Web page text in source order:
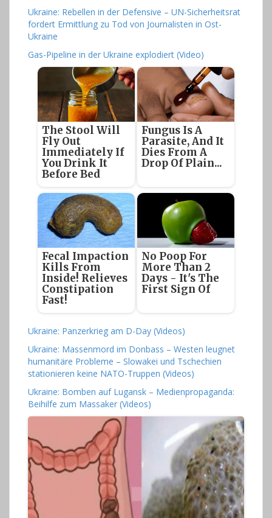
Ukraine: Rebellen in der Defensive – UN-Sicherheitsrat
fordert Ermittlung zu Tod von Journalisten in Ost-
Ukraine
Gas-Pipeline in der Ukraine explodiert (Video)
The Stool Will
Fly Out
Immediately If
You Drink It
Before Bed
Fungus Is A
Parasite, And It
Dies From A
Drop Of Plain...
Fecal Impaction
Kills From
Inside! Relieves
Constipation
Fast!
No Poop For
More Than 2
Days - It's The
First Sign Of
Ukraine: Panzerkrieg am D-Day (Videos)
Ukraine: Massenmord im Donbass – Westen leugnet
humanitäre Probleme – Slowakei und Tschechien
stationieren keine NATO-Truppen (Videos)
Ukraine: Bomben auf Lugansk – Medienpropaganda:
Beihilfe zum Massaker (Videos)